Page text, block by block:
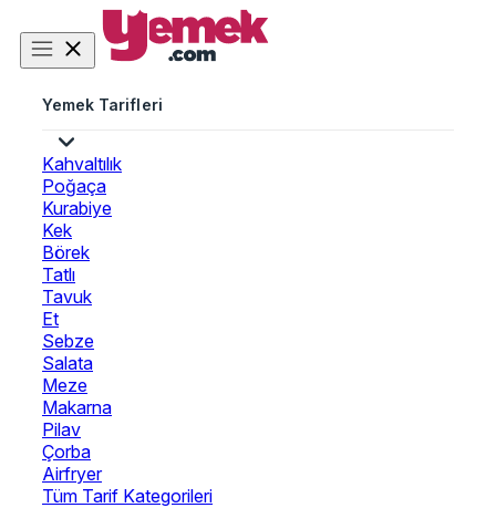
Yemek Tarifleri
Kahvaltılık
Poğaça
Kurabiye
Kek
Börek
Tatlı
Tavuk
Et
Sebze
Salata
Meze
Makarna
Pilav
Çorba
Airfryer
Tüm Tarif Kategorileri